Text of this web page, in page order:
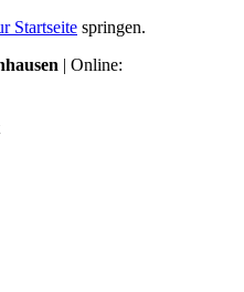
Startseite springen.
| Online: